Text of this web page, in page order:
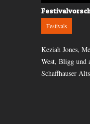
Festivals
Keziah Jones,
West, Bligg und
Schaffhauser